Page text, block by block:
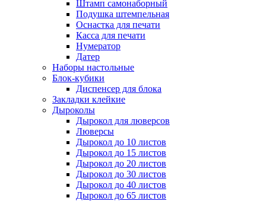
Штамп самонаборный
Подушка штемпельная
Оснастка для печати
Касса для печати
Нумератор
Датер
Наборы настольные
Блок-кубики
Диспенсер для блока
Закладки клейкие
Дыроколы
Дырокол для люверсов
Люверсы
Дырокол до 10 листов
Дырокол до 15 листов
Дырокол до 20 листов
Дырокол до 30 листов
Дырокол до 40 листов
Дырокол до 65 листов